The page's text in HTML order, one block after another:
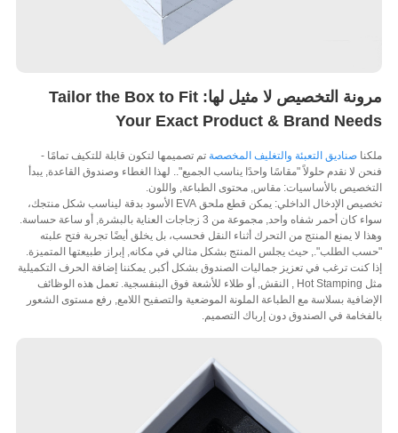
التخصيص لا مثيل لها:Tailor the Box to Fit
Your Exact Product & Brand
صناديق التعبئة والتغليف المخصصةتم تصميمها لتكون قابلة للتكيف تمامًا -
لا نقدم حلولاً "مقاسًا واحدًا يناسب الجميع".. لهذا الغطاء وصندوق القاعدة, يبدأ
بالأساسيات: مقاس, محتوى الطباعة, واللون.
تخصيص الإدخال الداخلي: يمكن قطع ملحق EVA الأسود بدقة ليناسب شكل منتجك،
سواء كان أحمر شفاه واحد, مجموعة من 3 زجاجات العناية بالبشرة, أو ساعة حساسة.
لا يمنع المنتج من التحرك أثناء النقل فحسب، بل يخلق أيضًا تجربة فتح علبته
الطلب"., حيث يجلس المنتج بشكل مثالي في مكانه, إبراز طبيعتها المتميزة.
كنت ترغب في تعزيز جماليات الصندوق بشكل أكبر, يمكننا إضافة الحرف التكميلية
مثل Hot Stamping , النقش, أو طلاء للأشعة فوق البنفسجية. تعمل هذه الوظائف
بسلاسة مع الطباعة الملونة الموضعية والتصفيح اللامع, رفع مستوى الشعور
في الصندوق دون إرباك التصميم.